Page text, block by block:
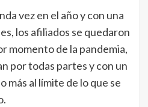
vez en el año y con una
los afiliados se quedaron
momento de la pandemia,
por todas partes y con un
más al límite de lo que se